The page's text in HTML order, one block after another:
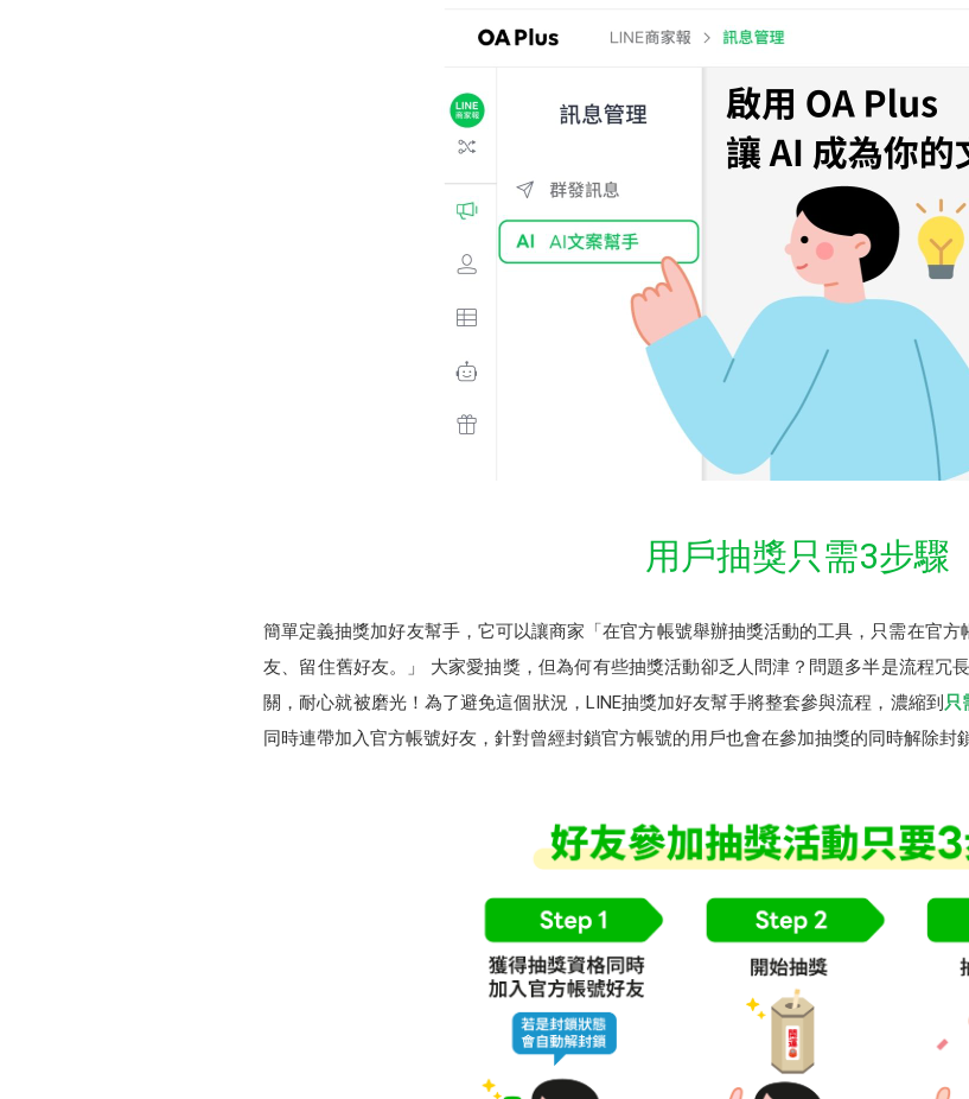
用戶抽獎只需3步驟
簡單定義抽獎加好友幫手，它可以讓商家「在官方帳號舉辦抽獎活動的工具，只需在官
友、留住舊好友。」 大家愛抽獎，但為何有些抽獎活動卻乏人問津？問題多半是流程冗
關，耐心就被磨光！為了避免這個狀況，LINE抽獎加好友幫手將整套參與流程，濃縮到 只
同時連帶加入官方帳號好友，針對曾經封鎖官方帳號的用戶也會在參加抽獎的同時解除封